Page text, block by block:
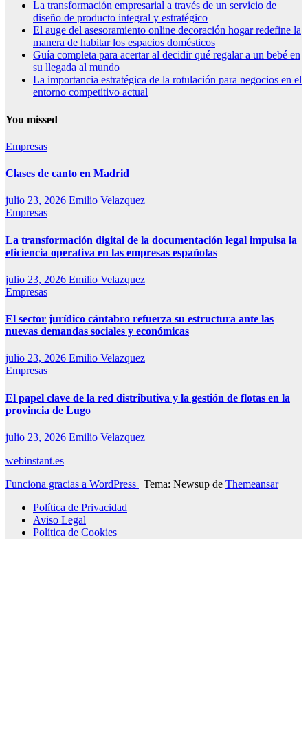
La transformación empresarial a través de un servicio de
diseño de producto integral y estratégico
El auge del asesoramiento online decoración hogar redefine la
manera de habitar los espacios domésticos
Guía completa para acertar al decidir qué regalar a un bebé en
su llegada al mundo
La importancia estratégica de la rotulación para negocios en el
entorno competitivo actual
You missed
Empresas
Clases de canto en Madrid
julio 23, 2026 Emilio Velazquez
Empresas
La transformación digital de la documentación legal impulsa la
eficiencia operativa en las empresas españolas
julio 23, 2026 Emilio Velazquez
Empresas
El sector jurídico cántabro refuerza su estructura ante las
nuevas demandas sociales y económicas
julio 23, 2026 Emilio Velazquez
Empresas
El papel clave de la red distributiva y la gestión de flotas en la
provincia de Lugo
julio 23, 2026 Emilio Velazquez
webinstant.es
Funciona gracias a WordPress | Tema: Newsup de Themeansar
Política de Privacidad
Aviso Legal
Política de Cookies